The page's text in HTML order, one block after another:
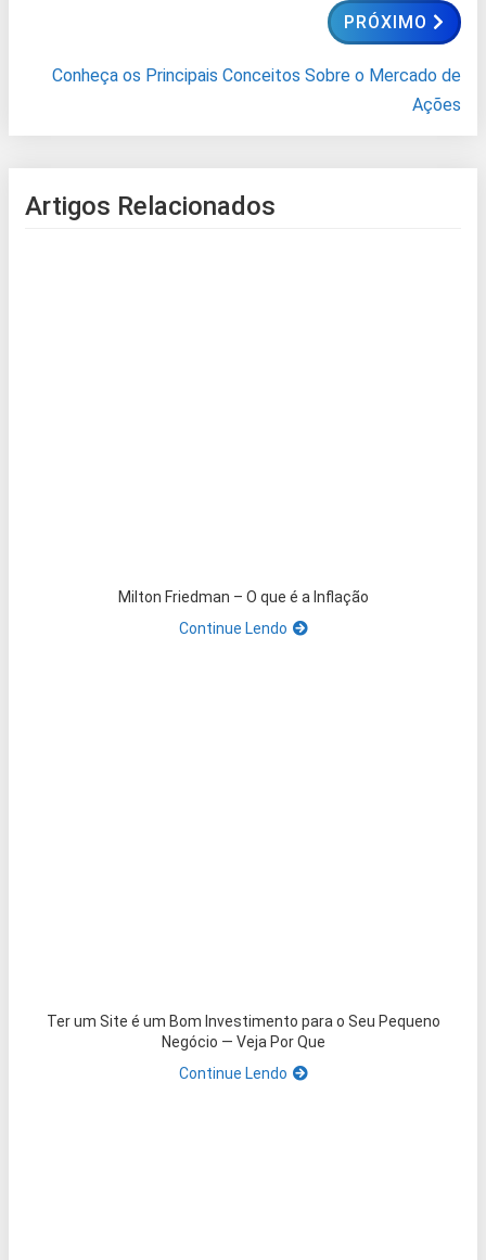
PRÓXIMO
Conheça os Principais Conceitos Sobre o Mercado de
Ações
Artigos Relacionados
Milton Friedman – O que é a Inflação
Continue Lendo
Ter um Site é um Bom Investimento para o Seu Pequeno
Negócio — Veja Por Que
Continue Lendo